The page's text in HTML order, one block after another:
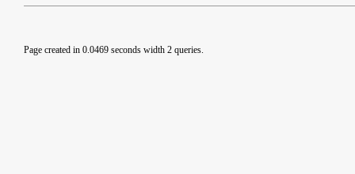
Page created in 0.0469 seconds width 2 queries.